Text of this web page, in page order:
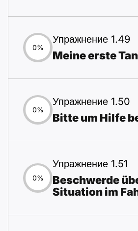
0%
Упражнение 1.49
Meine erste
0%
Упражнение 1.50
Bitte um Hilfe
0%
Упражнение 1.51
Beschwerde
Situation im